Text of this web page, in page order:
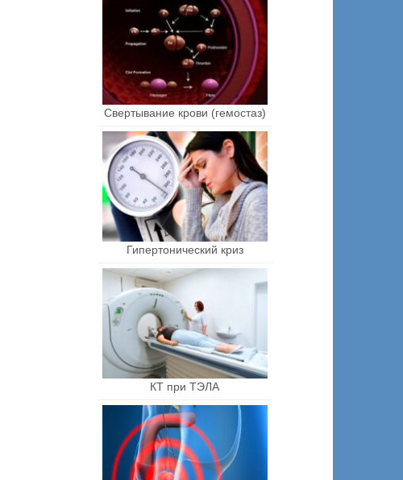
Свертывание крови (гемостаз)
Гипертонический криз
КТ при ТЭЛА